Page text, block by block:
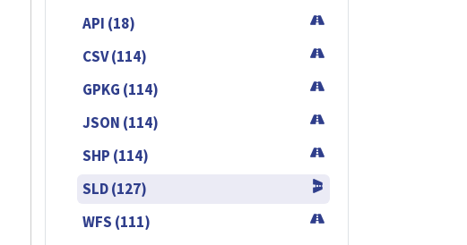
API (18)
CSV (114)
GPKG (114)
JSON (114)
SHP (114)
SLD (127)
WFS (111)